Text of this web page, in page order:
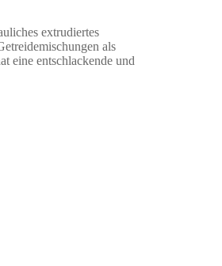
extrudiertes
als
eine entschlackende und